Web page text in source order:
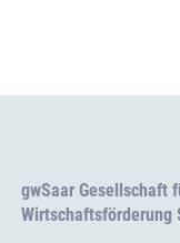
gwSaar Gesellschaft
Wirtschaftsförderung